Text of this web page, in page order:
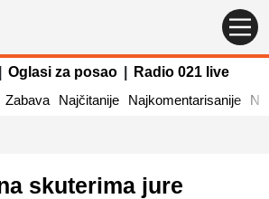
Oglasi za posao
Radio 021 live
Zabava Najčitanije Najkomentarisanije
skuterima jure